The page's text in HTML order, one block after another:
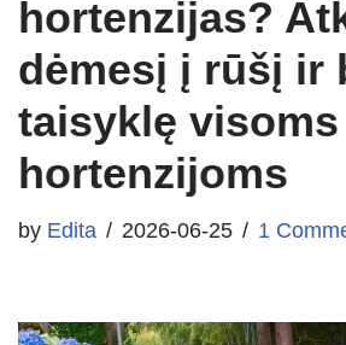
hortenzijas?
dėmesį į rūšį ir
taisyklę visoms
hortenzijoms
by Edita 2026-06-25 1